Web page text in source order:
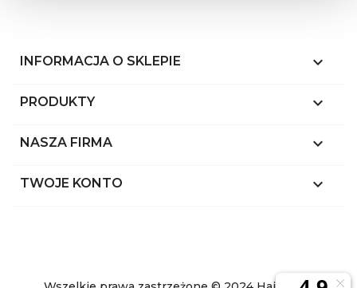
INFORMACJA O SKLEPIE keyboard_arrow_down
PRODUKTY 
NASZA FIRMA 
TWOJE KONTO 